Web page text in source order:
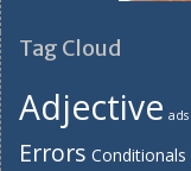
Tag Cloud
Adjective ads
Errors Conditionals